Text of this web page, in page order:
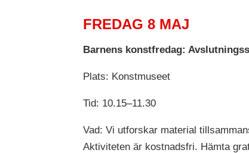
FREDAG 8 MAJ
Barnens konstfredag:
Plats: Konstmuseet
Tid: 10.15–11.30
Vad: Vi utforskar material
Aktiviteten är kostnadsfri. Hämta